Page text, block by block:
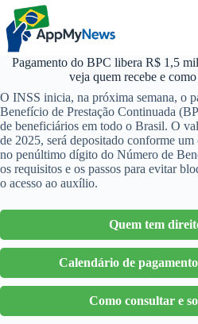
Pular
para
conteúdo
Pagamento do BPC libera R$ 1,5
veja quem recebe e
O INSS inicia, na próxima semana, o
Benefício de Prestação Continuada
de beneficiários em todo o Brasil. O
de 2025, será depositado conforme
no penúltimo dígito do Número de
os requisitos e os passos para evitar
o acesso ao auxílio.
Quem tem
Calendário de
Como consultar e